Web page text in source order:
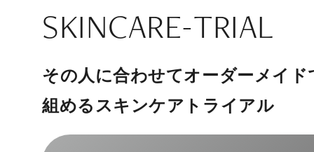
SIGNATURE
リラックスできる落ち着いた空間
上質な美容医療サービスを提供し
HAIR REMOVAL
日焼け肌でもできる高機能医療脱
SKINCARE-TRIAL
その人に合わせてオーダーメイド
組めるスキンケアトライアル
PHILOSOPHY
“男性”特化の美容
ナチュラルアンチエイ
内側から若々しく健康な身体へ
エクソソーム療法はこちら
INVITATION
メンバーシップを、最高のギフト